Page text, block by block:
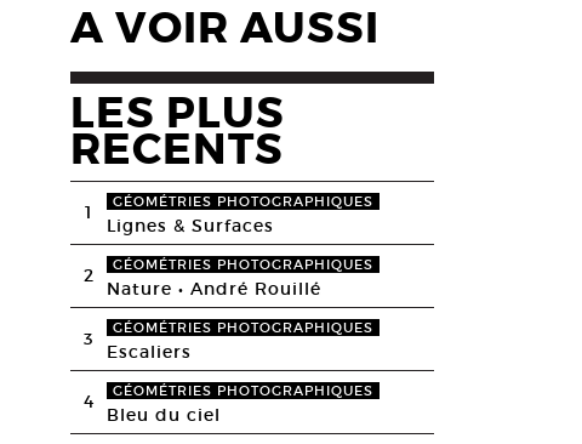
A VOIR AUSSI
LES PLUS
RECENTS
1 GÉOMÉTRIES PHOTOGRAPHIQUES
Lignes & Surfaces
2 GÉOMÉTRIES PHOTOGRAPHIQUES
Nature • André Rouillé
3 GÉOMÉTRIES PHOTOGRAPHIQUES
Escaliers
4 GÉOMÉTRIES PHOTOGRAPHIQUES
Bleu du ciel